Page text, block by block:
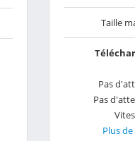
Taille
Pas
Pas
Plus